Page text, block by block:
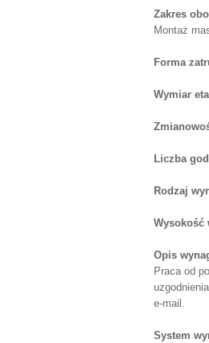
Zakres
Montaż
Forma
Wymiar
Liczba
Rodzaj
Wysokość
Opis
Praca od
e-mail.
System